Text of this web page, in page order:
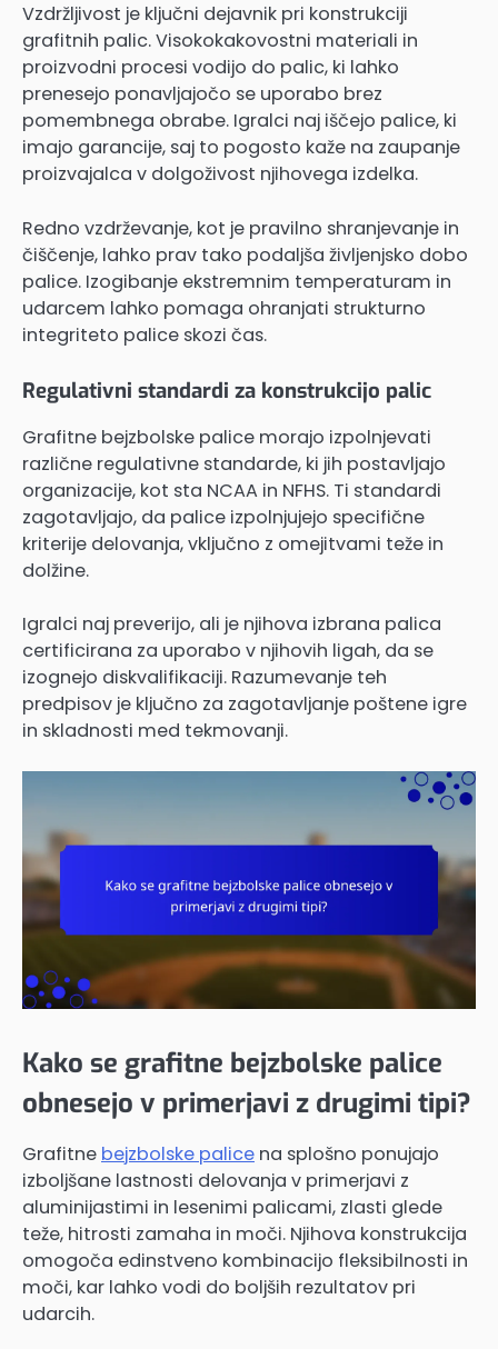
Vzdržljivost je ključni dejavnik pri konstrukciji
grafitnih palic. Visokokakovostni materiali in
proizvodni procesi vodijo do palic, ki lahko
prenesejo ponavljajočo se uporabo brez
pomembnega obrabe. Igralci naj iščejo palice, ki
imajo garancije, saj to pogosto kaže na zaupanje
proizvajalca v dolgoživost njihovega izdelka.
Redno vzdrževanje, kot je pravilno shranjevanje in
čiščenje, lahko prav tako podaljša življenjsko dobo
palice. Izogibanje ekstremnim temperaturam in
udarcem lahko pomaga ohranjati strukturno
integriteto palice skozi čas.
Regulativni standardi za konstrukcijo palic
Grafitne bejzbolske palice morajo izpolnjevati
različne regulativne standarde, ki jih postavljajo
organizacije, kot sta NCAA in NFHS. Ti standardi
zagotavljajo, da palice izpolnjujejo specifične
kriterije delovanja, vključno z omejitvami teže in
dolžine.
Igralci naj preverijo, ali je njihova izbrana palica
certificirana za uporabo v njihovih ligah, da se
izognejo diskvalifikaciji. Razumevanje teh
predpisov je ključno za zagotavljanje poštene igre
in skladnosti med tekmovanji.
Kako se grafitne bejzbolske palice
obnesejo v primerjavi z drugimi tipi?
Grafitne bejzbolske palice na splošno ponujajo
izboljšane lastnosti delovanja v primerjavi z
aluminijastimi in lesenimi palicami, zlasti glede
teže, hitrosti zamaha in moči. Njihova konstrukcija
omogoča edinstveno kombinacijo fleksibilnosti in
moči, kar lahko vodi do boljših rezultatov pri
udarcih.